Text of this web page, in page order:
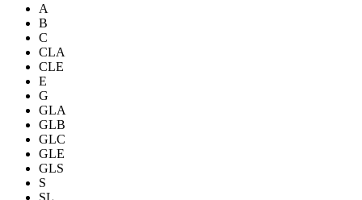
A
B
C
CLA
CLE
E
G
GLA
GLB
GLC
GLE
GLS
S
SL